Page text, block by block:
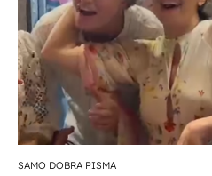
SAMO DOBRA PISMA